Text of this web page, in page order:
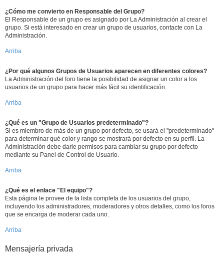
¿Cómo me convierto en Responsable del Grupo?
El Responsable de un grupo es asignado por La Administración al crear el
grupo. Si está interesado en crear un grupo de usuarios, contacte con La
Administración.
Arriba
¿Por qué algunos Grupos de Usuarios aparecen en diferentes colores?
La Administración del foro tiene la posibilidad de asignar un color a los
usuarios de un grupo para hacer más fácil su identificación.
Arriba
¿Qué es un "Grupo de Usuarios predeterminado"?
Si es miembro de más de un grupo por defecto, se usará el "predeterminado"
para determinar qué color y rango se mostrará por defecto en su perfil. La
Administración debe darle permisos para cambiar su grupo por defecto
mediante su Panel de Control de Usuario.
Arriba
¿Qué es el enlace "El equipo"?
Esta página le provee de la lista completa de los usuarios del grupo,
incluyendo los administradores, moderadores y otros detalles, como los foros
que se encarga de moderar cada uno.
Arriba
Mensajería privada